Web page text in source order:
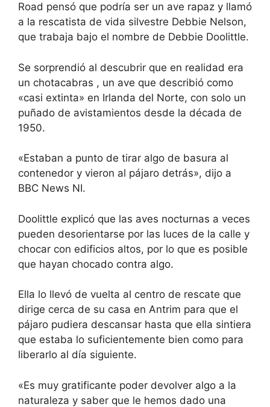
Road pensó que podría ser un ave rapaz y llamó
a la rescatista de vida silvestre Debbie Nelson,
que trabaja bajo el nombre de Debbie Doolittle.
Se sorprendió al descubrir que en realidad era
un chotacabras , un ave que describió como
«casi extinta» en Irlanda del Norte, con solo un
puñado de avistamientos desde la década de
1950.
«Estaban a punto de tirar algo de basura al
contenedor y vieron al pájaro detrás», dijo a
BBC News NI.
Doolittle explicó que las aves nocturnas a veces
pueden desorientarse por las luces de la calle y
chocar con edificios altos, por lo que es posible
que hayan chocado contra algo.
Ella lo llevó de vuelta al centro de rescate que
dirige cerca de su casa en Antrim para que el
pájaro pudiera descansar hasta que ella sintiera
que estaba lo suficientemente bien como para
liberarlo al día siguiente.
«Es muy gratificante poder devolver algo a la
naturaleza y saber que le hemos dado una